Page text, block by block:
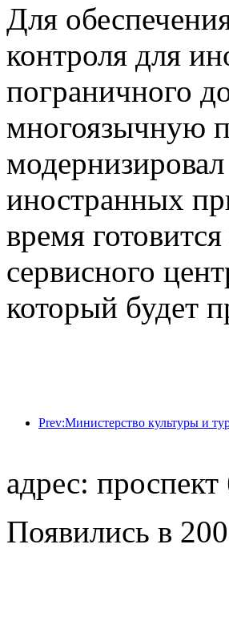
Для
контроля для
пограничного
многоязычную
иностранных
время
сервисного
который будет
адрес:
Появились в